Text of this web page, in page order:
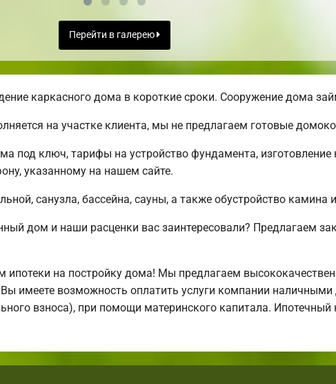
Перейти в галерею
каркасного дома в короткие сроки. Сооружение дома
на участке клиента, мы не предлагаем готовые
под ключ, тарифы на устройство фундамента, изготовление
указанному на нашем сайте.
санузла, бассейна, сауны, а также обустройство камина
дом и наши расценки вас заинтересовали? Предлагаем
на постройку дома! Мы предлагаем
имеете возможность оплатить услуги компании наличными
взноса), при помощи материнского капитала. Ипотечный